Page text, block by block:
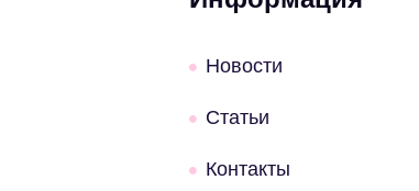
Новости
Статьи
Контакты